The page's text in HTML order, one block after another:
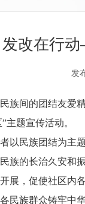
发改在行
发
间的团结友爱精
主题宣传活动。
民族团结为主题
族的长治久安和
，促使社区内各
民族群众铸牢中